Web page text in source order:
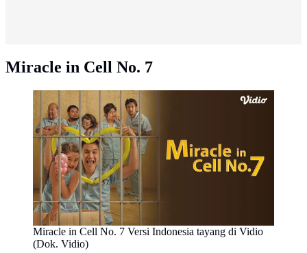
Miracle in Cell No. 7
Miracle in Cell No. 7 Versi Indonesia tayang di Vidio
(Dok. Vidio)